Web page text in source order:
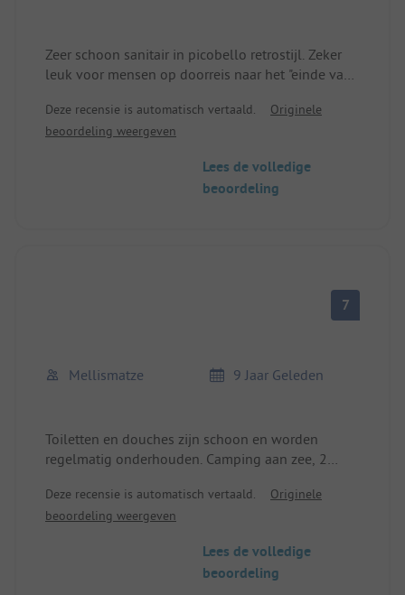
Zeer schoon sanitair in picobello retrostijl. Zeker
leuk voor mensen op doorreis naar het "einde van
september. Voor herfstreizigers is er geen ander
campingalternatief aan de Kaap.
Deze recensie is automatisch vertaald.
Originele
beoordeling weergeven
Lees de volledige
beoordeling
7
Mellismatze 9 Jaar Geleden
Toiletten en douches zijn schoon en worden
regelmatig onderhouden. Camping aan zee, 2
Fisterre en Cee.
Deze recensie is automatisch vertaald.
Originele
beoordeling weergeven
Lees de volledige
beoordeling